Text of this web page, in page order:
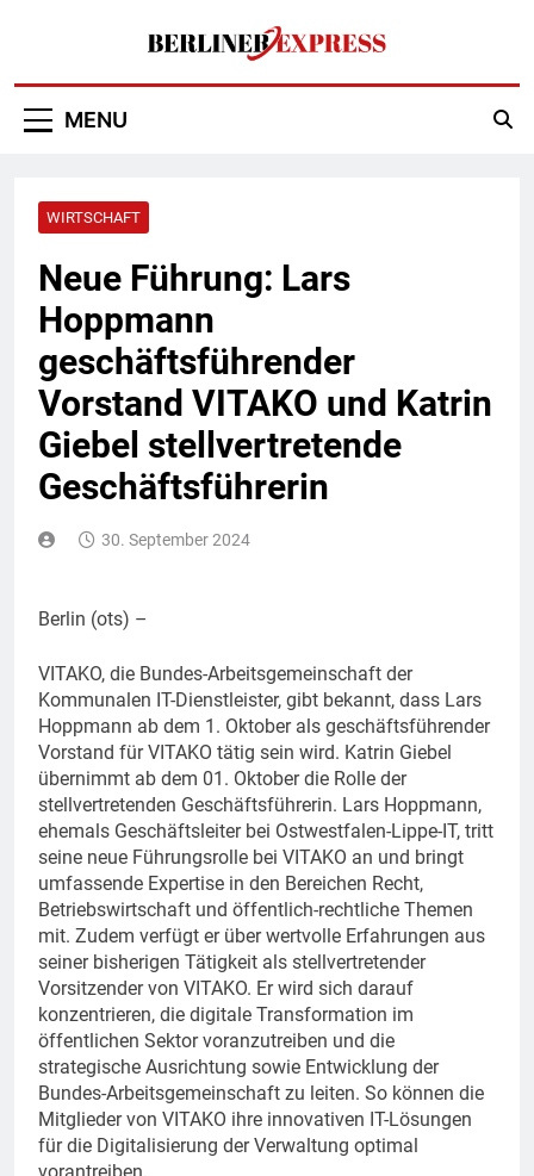
Berliner Express
MENU
WIRTSCHAFT
Neue Führung: Lars
Hoppmann
geschäftsführender
Vorstand VITAKO und Katrin
Giebel stellvertretende
Geschäftsführerin
30. September 2024
Berlin (ots) –
VITAKO, die Bundes-Arbeitsgemeinschaft der
Kommunalen IT-Dienstleister, gibt bekannt, dass Lars
Hoppmann ab dem 1. Oktober als geschäftsführender
Vorstand für VITAKO tätig sein wird. Katrin Giebel
übernimmt ab dem 01. Oktober die Rolle der
stellvertretenden Geschäftsführerin. Lars Hoppmann,
ehemals Geschäftsleiter bei Ostwestfalen-Lippe-IT, tritt
seine neue Führungsrolle bei VITAKO an und bringt
umfassende Expertise in den Bereichen Recht,
Betriebswirtschaft und öffentlich-rechtliche Themen
mit. Zudem verfügt er über wertvolle Erfahrungen aus
seiner bisherigen Tätigkeit als stellvertretender
Vorsitzender von VITAKO. Er wird sich darauf
konzentrieren, die digitale Transformation im
öffentlichen Sektor voranzutreiben und die
strategische Ausrichtung sowie Entwicklung der
Bundes-Arbeitsgemeinschaft zu leiten. So können die
Mitglieder von VITAKO ihre innovativen IT-Lösungen
für die Digitalisierung der Verwaltung optimal
vorantreiben.